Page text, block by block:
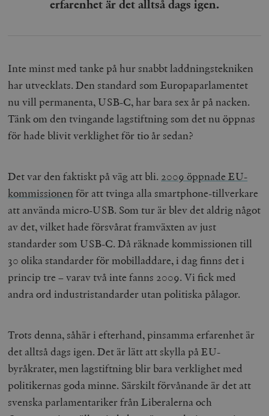
erfarenhet är det alltså dags igen.
Inte minst med tanke på hur snabbt laddningstekniken
har utvecklats. Den standard som Europaparlamentet
nu vill permanenta, USB-C, har bara sex år på nacken.
Tänk om den tvingande lagstiftning som det nu öppnas
för hade blivit verklighet för tio år sedan?
Det var den faktiskt på väg att bli. 2009 öppnade EU-
kommissionenför att tvinga alla smartphone-tillverkare
att använda micro-USB. Som tur är blev det aldrig något
av det, vilket hade försvårat framväxten av just
standarder som USB-C. Då räknade kommissionen till
30 olika standarder för mobilladdare, i dag finns det i
princip tre – varav två inte fanns 2009. Vi fick med
andra ord industristandarder utan politiska pålagor.
Trots denna, såhär i efterhand, pinsamma erfarenhet är
det alltså dags igen. Det är lätt att skylla på EU-
byråkrater, men lagstiftning blir bara verklighet med
politikernas goda minne. Särskilt förvånande är det att
svenska parlamentariker från Liberalerna och